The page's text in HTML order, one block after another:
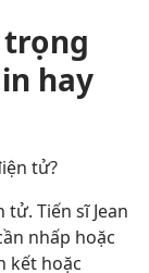
trọng
hay
tử?
Tiến sĩ Jean
nhấp hoặc
kết hoặc